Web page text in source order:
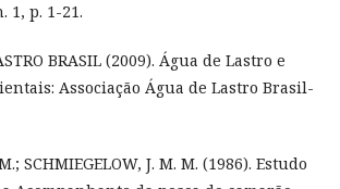
1, p. 1-21.
BRASIL (2009). Água de Lastro e
Associação Água de Lastro Brasil-
SCHMIEGELOW, J. M. M. (1986). Estudo